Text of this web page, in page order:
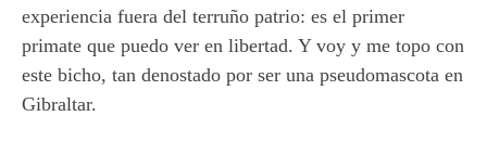
experiencia fuera del terruño patrio: es el primer
primate que puedo ver en libertad. Y voy y me topo con
este bicho, tan denostado por ser una pseudomascota en
Gibraltar.